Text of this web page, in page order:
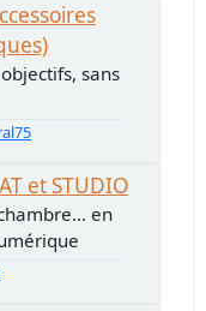
sans
et STUDIO
en